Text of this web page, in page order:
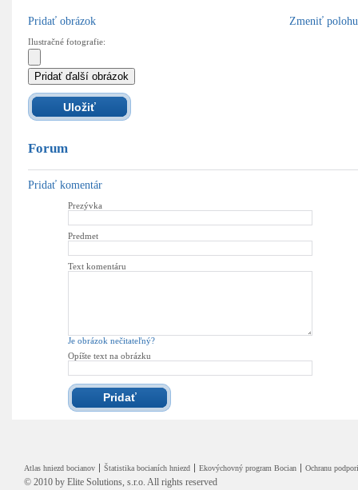
Pridať obrázok
Ilustračné fotografie:
Zmeniť polohu
Forum
Pridať komentár
Prezývka
Predmet
Text komentáru
Je obrázok nečitateľný?
Opíšte text na obrázku
Atlas hniezd bocianov Štatistika bocianích hniezd Ekovýchovný program Bocian Ochranu
© 2010 by Elite Solutions, s.r.o. All rights reserved